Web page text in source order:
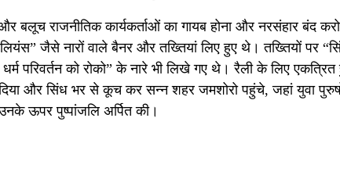
बलूच राजनीतिक कार्यकर्ताओं का गायब होना और नरसंहार बंद
जैसे नारों वाले बैनर और तख्तियां लिए हुए थे। तख्तियों पर
परिवर्तन को रोको” के नारे भी लिखे गए थे। रैली के लिए
दिया और सिंध भर से कूच कर सन्न शहर जमशोरो पहुंचे, जहां युवा
ऊपर पुष्पांजलि अर्पित की।